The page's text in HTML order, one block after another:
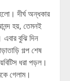
দীর্ঘ অন্ধকার
হয়, তেমনই
বুঝি দিন
গল্প শেষ
ধরা পড়ল।
গেলাম।